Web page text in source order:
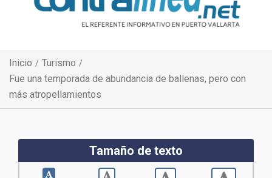
Inicio
Turismo
Fue una temporada de abundancia de ballenas, pero con
más atropellamientos
Tamaño de texto